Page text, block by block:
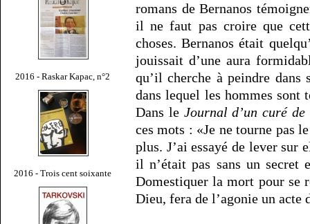
2016 - Raskar Kapac, n°2
2016 - Trois cent soixante
romans de Bernanos
il ne faut pas croire que
choses. Bernanos était
jouissait d’une aura
qu’il cherche à peindre dans
dans lequel les hommes sont
Dans le Journal d’un curé de
ces mots : «Je ne tourne pas
plus. J’ai essayé de lever sur
il n’était pas sans un secret
Domestiquer la mort pour se
Dieu, fera de l’agonie un acte